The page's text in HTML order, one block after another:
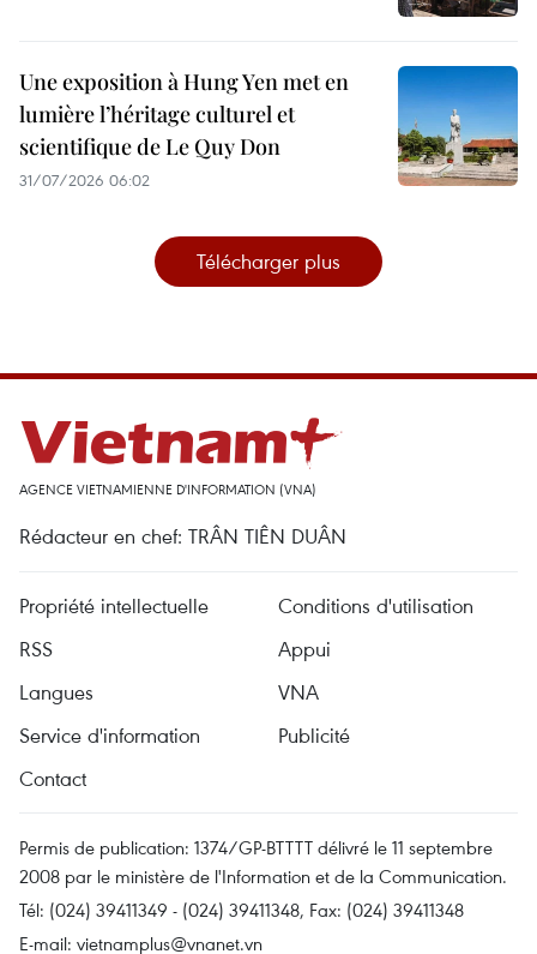
Une exposition à Hung Yen met en
lumière l’héritage culturel et
scientifique de Le Quy Don
31/07/2026 06:02
Télécharger plus
AGENCE VIETNAMIENNE D'INFORMATION (VNA)
Rédacteur en chef: TRÂN TIÊN DUÂN
Propriété intellectuelle
Conditions d'utilisation
RSS
Appui
Langues
VNA
Service d'information
Publicité
Contact
Permis de publication: 1374/GP-BTTTT délivré le 11 septembre
2008 par le ministère de l'Information et de la Communication.
Tél: (024) 39411349 - (024) 39411348, Fax: (024) 39411348
E-mail: vietnamplus@vnanet.vn